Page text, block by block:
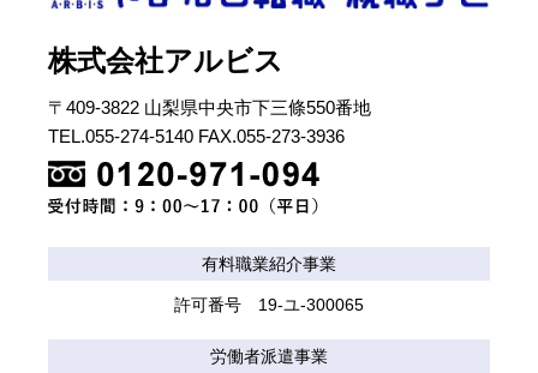
株式会社アルビス
〒409-3822 山梨県中央市下三條550番地
TEL.055-274-5140 FAX.055-273-3936
有料職業紹介事業
許可番号 19-ユ-300065
労働者派遣事業